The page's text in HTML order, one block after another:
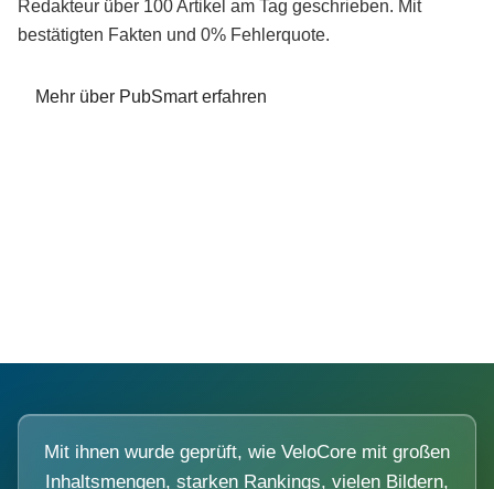
Redakteur über 100 Artikel am Tag geschrieben. Mit
bestätigten Fakten und 0% Fehlerquote.
Mehr über PubSmart erfahren
Mit ihnen wurde geprüft, wie VeloCore mit großen
Inhaltsmengen, starken Rankings, vielen Bildern,